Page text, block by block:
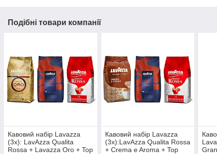
Подібні товари компанії
Кавовий набір Lavazza
(3х): LavAzza Qualita
Rossa + Lavazza Oro + Top
Кавовий набір Lavazza
(3х):LavAzza Qualita Rossa
+ Crema e Aroma + Top